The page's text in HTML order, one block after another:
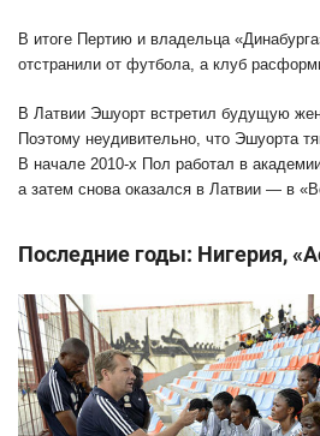
В итоге Пертию и владельца
отстранили от футбола, а клуб
В Латвии Эшуорт встретил будущую
Поэтому неудивительно, что Эшуорта
В начале 2010-х Пол работал в
а затем снова оказался в Латвии — в
Последние годы: Нигерия,